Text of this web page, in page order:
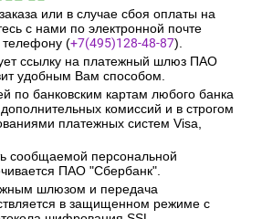
или в случае сбоя оплаты на
с нами по электронной почте
телефону (+7(495)128-48-87).
ссылку на платежный шлюз ПАО
удобным Вам способом.
по банковским картам любого банка
комиссий и в строгом
платежных систем Visa,
сообщаемой персональной
ПАО "Сбербанк".
шлюзом и передача
в защищенном режиме с